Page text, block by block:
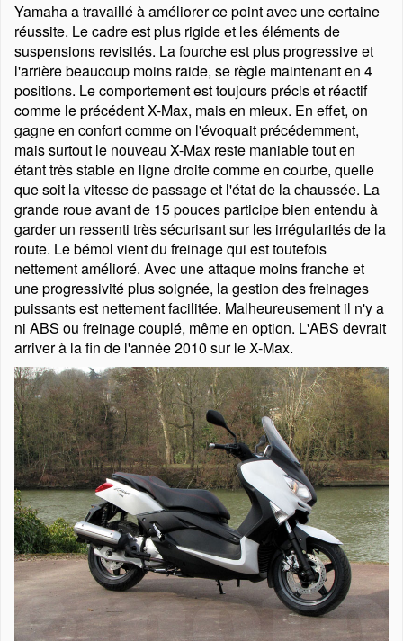
Yamaha a travaillé à améliorer ce point avec une certaine
réussite. Le cadre est plus rigide et les éléments de
suspensions revisités. La fourche est plus progressive et
l'arrière beaucoup moins raide, se règle maintenant en 4
positions. Le comportement est toujours précis et réactif
comme le précédent X-Max, mais en mieux. En effet, on
gagne en confort comme on l'évoquait précédemment,
mais surtout le nouveau X-Max reste maniable tout en
étant très stable en ligne droite comme en courbe, quelle
que soit la vitesse de passage et l'état de la chaussée. La
grande roue avant de 15 pouces participe bien entendu à
garder un ressenti très sécurisant sur les irrégularités de la
route. Le bémol vient du freinage qui est toutefois
nettement amélioré. Avec une attaque moins franche et
une progressivité plus soignée, la gestion des freinages
puissants est nettement facilitée. Malheureusement il n'y a
ni ABS ou freinage couplé, même en option. L'ABS devrait
arriver à la fin de l'année 2010 sur le X-Max.